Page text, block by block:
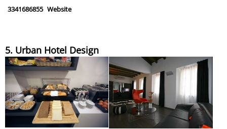
3341686855 Website
5. Urban Hotel Design